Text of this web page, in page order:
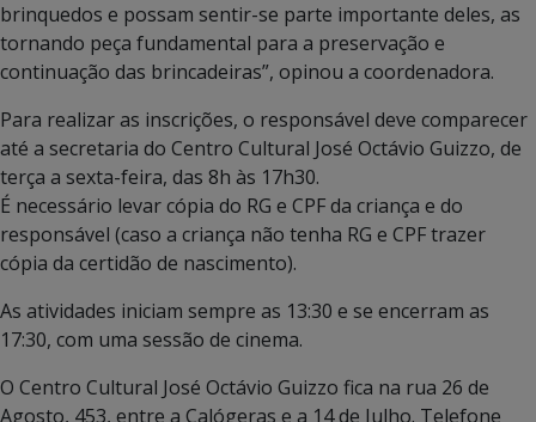
brinquedos e possam sentir-se parte importante deles, as
tornando peça fundamental para a preservação e
continuação das brincadeiras”, opinou a coordenadora.
Para realizar as inscrições, o responsável deve comparecer
até a secretaria do Centro Cultural José Octávio Guizzo, de
terça a sexta-feira, das 8h às 17h30.
É necessário levar cópia do RG e CPF da criança e do
responsável (caso a criança não tenha RG e CPF trazer
cópia da certidão de nascimento).
As atividades iniciam sempre as 13:30 e se encerram as
17:30, com uma sessão de cinema.
O Centro Cultural José Octávio Guizzo fica na rua 26 de
Agosto, 453, entre a Calógeras e a 14 de Julho. Telefone